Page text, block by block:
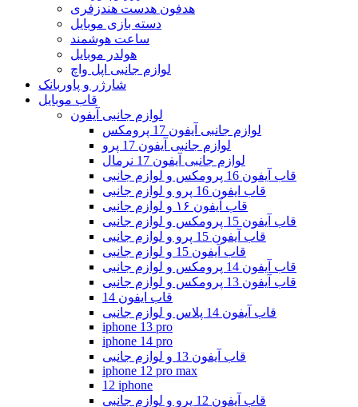
هدفون هدست هندزفری
دسته بازی موبایل
ساعت هوشمند
هولدر موبایل
لوازم جانبی اپل واچ
شارژر و پاوربانک
قاب موبایل
لوازم جانبی آیفون
لوازم جانبی آیفون 17 پرومکس
لوازم جانبی آیفون 17 پرو
لوازم جانبی آیفون 17 نرمال
قاب آیفون 16 پرومکس و لوازم جانبی
قاب ایفون 16 پرو و لوازم جانبی
قاب آیفون ۱۶ و لوازم جانبی
قاب آیفون 15 پرومکس و لوازم جانبی
قاب آیفون 15 پرو و لوازم جانبی
قاب آیفون 15 و لوازم جانبی
قاب آیفون 14 پرومکس و لوازم جانبی
قاب آیفون 13 پرومکس و لوازم جانبی
قاب ایفون 14
قاب آیفون 14 پلاس و لوازم جانبی
iphone 13 pro
iphone 14 pro
قاب آیفون 13 و لوازم جانبی
iphone 12 pro max
12 iphone
قاب آیفون 12 پرو و لوازم جانبی